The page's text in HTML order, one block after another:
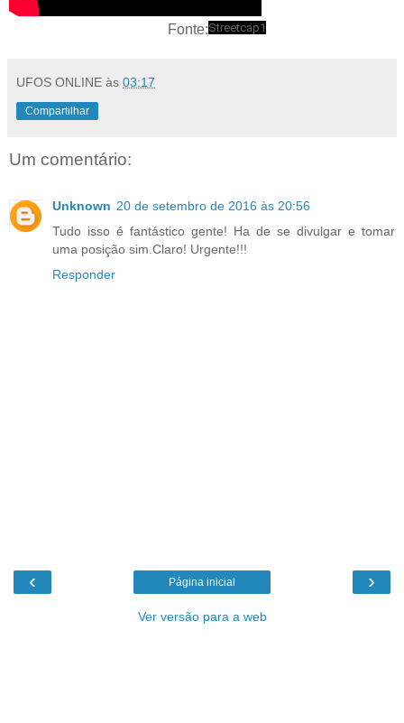
Fonte:Streetcap1
UFOS ONLINE às 03:17
Compartilhar
Um comentário:
Unknown 20 de setembro de 2016 às 20:56
Tudo isso é fantástico gente! Ha de se divulgar e tomar
uma posição sim.Claro! Urgente!!!
Responder
‹ ›
Página inicial
Ver versão para a web